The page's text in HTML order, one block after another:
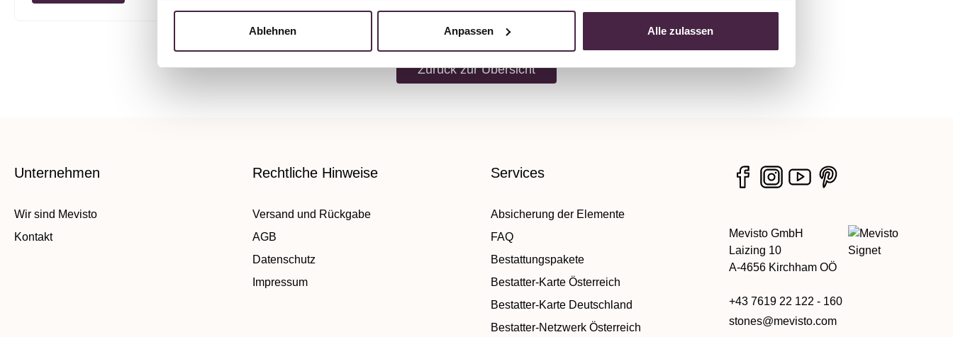
Ablehnen Anpassen Alle zulassen
Zurück zur Übersicht
Unternehmen
Wir sind Mevisto
Kontakt
Rechtliche Hinweise
Versand und Rückgabe
AGB
Datenschutz
Impressum
Services
Absicherung der Elemente
FAQ
Bestattungspakete
Bestatter-Karte Österreich
Bestatter-Karte Deutschland
Bestatter-Netzwerk Österreich
Mevisto GmbH
Laizing 10
A-4656 Kirchham OÖ
+43 7619 22 122 - 160
stones@mevisto.com